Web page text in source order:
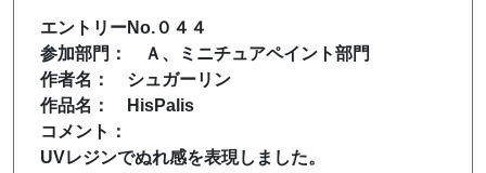
エントリーNo.０４４
参加部門： Ａ、ミニチュアペイント部門
作者名： シュガーリン
作品名： HisPalis
コメント：
UVレジンでぬれ感を表現しました。